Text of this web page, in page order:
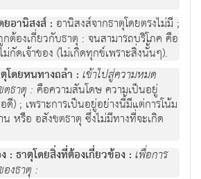
อานิสงส์ : อานิสงส์จากธาตุโดยตรงไม่มี ;
ต้องเกี่ยวกับธาตุ : จนสามารถบริโภค คือ
กัดเจ้าของ (ไม่เกิดทุกข์เพราะสิ่งนั้นๆ).
โดยหนทางถลำ : เข้าไปสู่ความหมด
ธาตุ : คือความสันโดษ ความเป็นอยู่
ดี) ; เพราะการเป็นอยู่อย่างนี้มีแต่การโน้ม
หรือ อสังขตธาตุ ซึ่งไม่มีทางที่จะเกิด
: ธาตุโดยสิ่งที่ต้องเกี่ยวข้อง : เพื่อการ
งธาตุ :